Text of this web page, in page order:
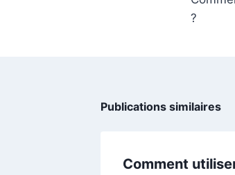
l’article
?
Publications similaires
Comment